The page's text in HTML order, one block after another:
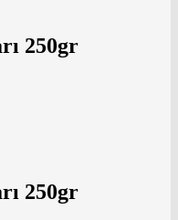
250gr
250gr